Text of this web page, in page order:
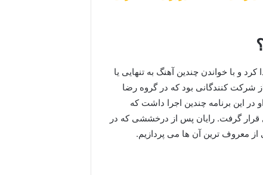
و با خواندن چندین آهنگ به تنهایی یا
شرکت کنندگانی بود که در گروه رضا
در این برنامه چندین اجرا داشت که
قرار گرفت. رایان پس از درخششی که در
معروف ترین آن ها می پردازیم.